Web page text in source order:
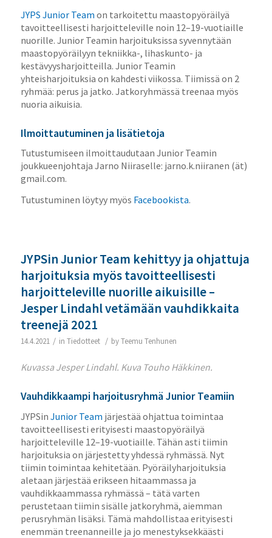
JYPS Junior Team on tarkoitettu maastopyöräilyä
tavoitteellisesti harjoitteleville noin 12–19-vuotiaille
nuorille. Junior Teamin harjoituksissa syvennytään
maastopyöräilyyn tekniikka-, lihaskunto- ja
kestävyysharjoitteilla. Junior Teamin
yhteisharjoituksia on kahdesti viikossa. Tiimissä on 2
ryhmää: perus ja jatko. Jatkoryhmässä treenaa myös
nuoria aikuisia.
Ilmoittautuminen ja lisätietoja
Tutustumiseen ilmoittaudutaan Junior Teamin
joukkueenjohtaja Jarno Niiraselle: jarno.k.niiranen (ät)
gmail.com.
Tutustuminen löytyy myös Facebookista.
JYPSin Junior Team kehittyy ja ohjattuja
harjoituksia myös tavoitteellisesti
harjoitteleville nuorille aikuisille –
Jesper Lindahl vetämään vauhdikkaita
treenejä 2021
14.4.2021 / in Tiedotteet / byTeemu Tenhunen
Kuvassa Jesper Lindahl. Kuva Touho Häkkinen.
Vauhdikkaampi harjoitusryhmä Junior Teamiin
JYPSin Junior Team järjestää ohjattua toimintaa
tavoitteellisesti erityisesti maastopyöräilyä
harjoitteleville 12–19-vuotiaille. Tähän asti tiimin
harjoituksia on järjestetty yhdessä ryhmässä. Nyt
tiimin toimintaa kehitetään. Pyöräilyharjoituksia
aletaan järjestää erikseen hitaammassa ja
vauhdikkaammassa ryhmässä – tätä varten
perustetaan tiimin sisälle jatkoryhmä, aiemman
perusryhmän lisäksi. Tämä mahdollistaa erityisesti
enemmän treenanneille ja jo menestyksekkäästi